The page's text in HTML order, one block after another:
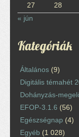
27
28
« jún
Kategóriák
Általános (9)
Digitális témahét
Dohányzás-
EFOP-3.1.6 (56)
Egészségnap (4)
Egyéb (1 028)